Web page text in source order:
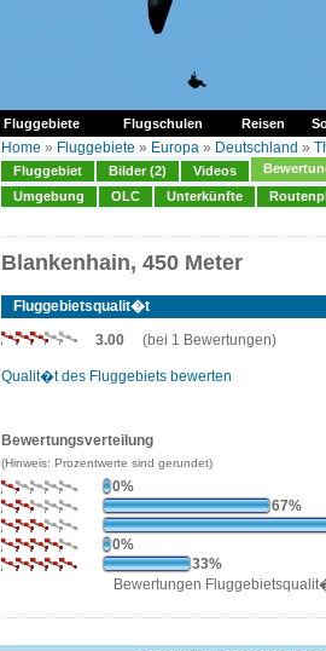
Fluggebiete Flugschulen Reisen
Home » Fluggebiete » Europa » Deutschland »
Fluggebiet Bilder (2) Videos
Umgebung
OLC Unterkünfte
Blankenhain, 450 Meter
Fluggebietsqualit�t
3.00 (bei 1 Bewertungen)
Qualit�t des Fluggebiets bewerten
Bewertungsverteilung
(Hinweis: Prozentwerte sind gerundet)
0%
67%
0%
33%
Bewertungen